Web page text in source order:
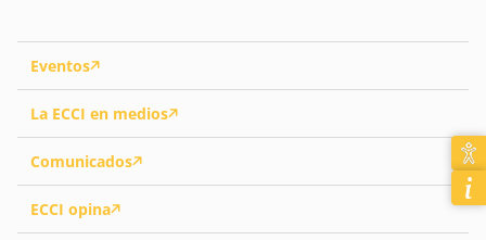
Eventos
La ECCI en medios
Comunicados
ECCI opina